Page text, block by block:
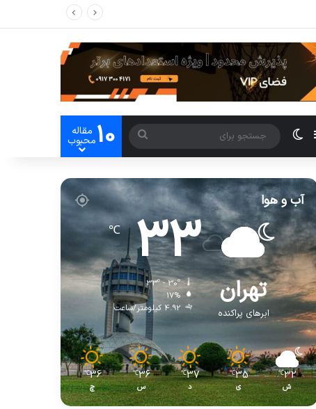
سایدبار تغییر پوسته
جستجو
برای
10 مقاله
محبوب
آب و هوا
تهران
ابرهای پراکنده
33
℃
33º - 30º
17%
4.92 کیلومتر/ساعت
32
℃
ش
35
℃
ی
37
℃
د
36
℃
س
36
℃
چ